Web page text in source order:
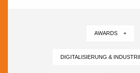
AWARDS +
DIGITALISIERUNG &